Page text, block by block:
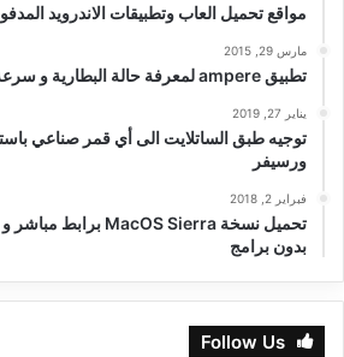
مواقع تحميل العاب وتطبيقات الاندرويد
مارس 29, 2015
تطبيق ampere لمعرفة حالة البطارية و سرعة الشحن
يناير 27, 2019
توجيه طبق الساتلايت الى أي قمر صناعي
ورسيفر
فبراير 2, 2018
بدون برامج
Follow Us